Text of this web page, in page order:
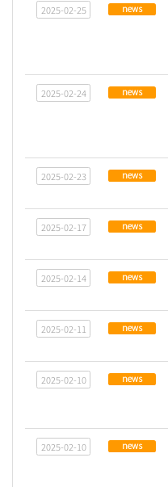
2025-02-25 news
2025-02-24 news
2025-02-23 news
2025-02-17 news
2025-02-14 news
2025-02-11 news
2025-02-10 news
2025-02-10 news